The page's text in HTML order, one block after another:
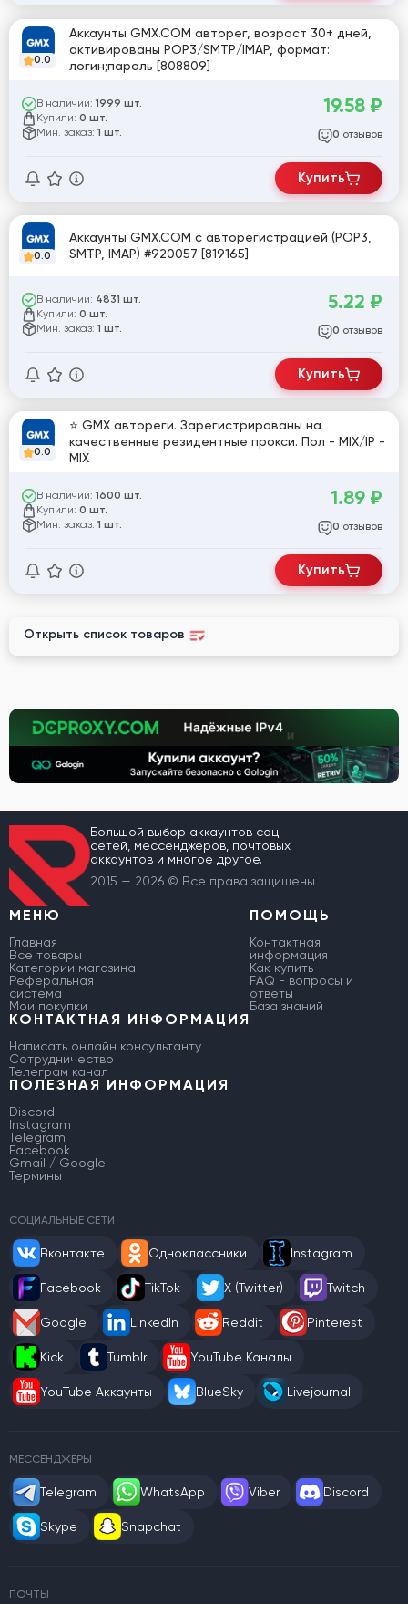
0.0
Аккаунты GMX.COM авторег, возраст 30+ дней,
активированы POP3/SMTP/IMAP, формат:
логин;пароль [808809]
В наличии: 1999 шт.
Купили: 0 шт.
Мин. заказ: 1 шт.
19.58 ₽
0 отзывов
Купить
0.0
Аккаунты GMX.COM с авторегистрацией (POP3,
SMTP, IMAP) #920057 [819165]
В наличии: 4831 шт.
Купили: 0 шт.
Мин. заказ: 1 шт.
5.22 ₽
0 отзывов
Купить
0.0
⭐ GMX автореги. Зарегистрированы на
качественные резидентные прокси. Пол - MIX/IP -
MIX
В наличии: 1600 шт.
Купили: 0 шт.
Мин. заказ: 1 шт.
1.89 ₽
0 отзывов
Купить
Открыть список товаров
Большой выбор аккаунтов соц.
сетей, мессенджеров, почтовых
аккаунтов и многое другое.
2015 — 2026 © Все права защищены
МЕНЮ
Главная
Все товары
Категории магазина
Реферальная
система
Мои покупки
ПОМОЩЬ
Контактная
информация
Как купить
FAQ - вопросы и
ответы
База знаний
КОНТАКТНАЯ ИНФОРМАЦИЯ
Написать онлайн консультанту
Сотрудничество
Телеграм канал
ПОЛЕЗНАЯ ИНФОРМАЦИЯ
Discord
Instagram
Telegram
Facebook
Gmail / Google
Термины
СОЦИАЛЬНЫЕ СЕТИ
Вконтакте Одноклассники Instagram
Facebook TikTok X (Twitter) Twitch
Google LinkedIn Reddit Pinterest
Kick Tumblr YouTube Каналы
YouTube Аккаунты BlueSky Livejournal
МЕССЕНДЖЕРЫ
Telegram WhatsApp Viber Discord
Skype Snapchat
ПОЧТЫ